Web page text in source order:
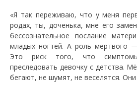
«Я так переживаю, что у меня
родах, ты, доченька, мне его
бессознательное послание
младых ногтей. А роль мертвого
Это риск того, что
преследовать девочку с детства.
бегают, не шумят, не веселятся.